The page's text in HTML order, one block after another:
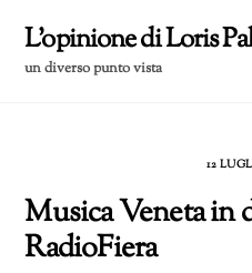
content
L'opinione di Loris
un diverso punto vista
12
Musica Veneta in
RadioFiera